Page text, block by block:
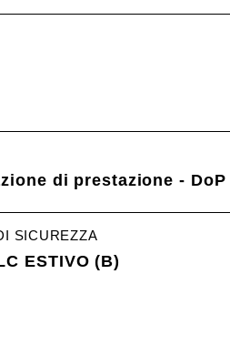
di prestazione - DoP
SICUREZZA
ESTIVO (B)